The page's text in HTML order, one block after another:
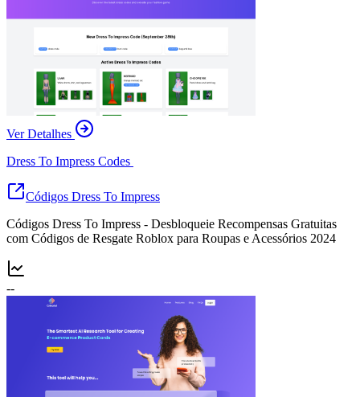
Ver Detalhes
Dress To Impress Codes
Códigos Dress To Impress
Códigos Dress To Impress - Desbloqueie Recompensas Gratuitas
com Códigos de Resgate Roblox para Roupas e Acessórios 2024
--